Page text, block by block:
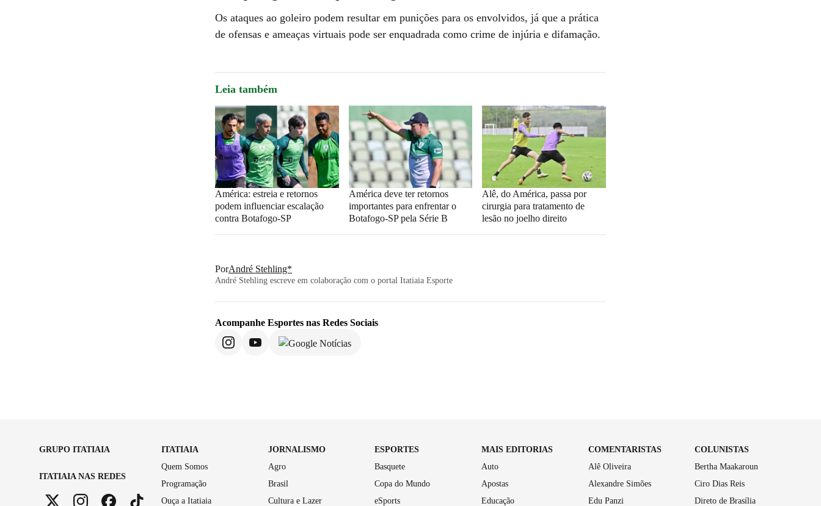
Os ataques ao goleiro podem resultar em punições para os envolvidos, já que a prática
de ofensas e ameaças virtuais pode ser enquadrada como crime de injúria e difamação.
Leia também
América: estreia e retornos
podem influenciar escalação
contra Botafogo-SP
América deve ter retornos
importantes para enfrentar o
Botafogo-SP pela Série B
Alê, do América, passa por
cirurgia para tratamento de
lesão no joelho direito
PorAndré Stehling*
André Stehling escreve em colaboração com o portal Itatiaia Esporte
Acompanhe Esportes nas Redes Sociais
GRUPO ITATIAIA
ITATIAIA NAS REDES
ITATIAIA
Quem Somos
Programação
Ouça a Itatiaia
JORNALISMO
Agro
Brasil
Cultura e Lazer
ESPORTES
Basquete
Copa do Mundo
eSports
MAIS EDITORIAS
Auto
Apostas
Educação
COMENTARISTAS
Alê Oliveira
Alexandre Simões
Edu Panzi
COLUNISTAS
Bertha Maakaroun
Ciro Dias Reis
Direto de Brasília